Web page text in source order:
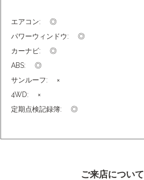
エアコン: ◎
パワーウィンドウ: ◎
カーナビ: ◎
ABS: ◎
サンルーフ: ×
4WD: ×
定期点検記録簿: ◎
ご来店について